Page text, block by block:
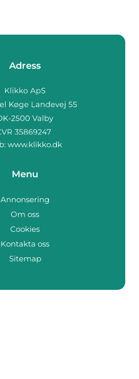
Adress
www.klikko.dk
Menu
Annonsering
Om oss
Cookies
Kontakta oss
Sitemap